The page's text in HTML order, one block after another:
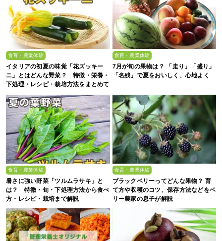
食育・農業体験
イタリアの初夏の味覚「花ズッキー
ニ」とはどんな野菜？ 特徴・栄養・
下処理・レシピ・栽培方法をまとめて
食育・農業体験
7月が旬の果物は？ 「走り」「盛り」
「名残」で夏をおいしく、心地よく
食育・農業体験
暑さに強い野菜「ツルムラサキ」と
は？ 特徴・旬・下処理方法から食べ
方・レシピ・栽培まで解説
食育・農業体験
ブラックベリーってどんな果物？ 育
て方や収穫のコツ、保存方法などをベ
リー農家の息子が解説